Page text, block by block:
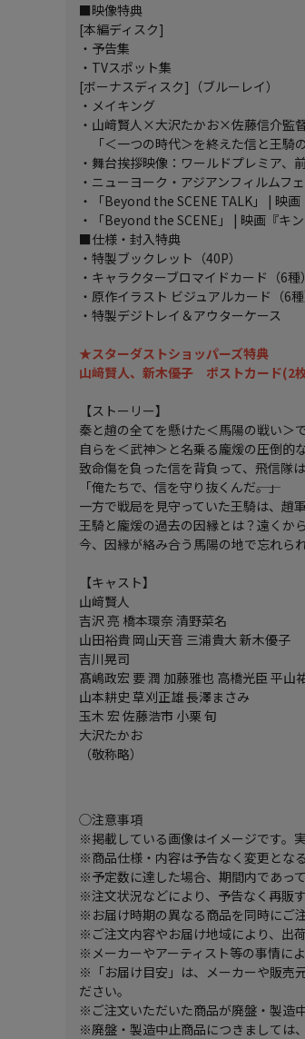
■映像特典
[本編ディスク]
・予告集
・TVスポット集
[ボーナスディスク]（ブルーレイ）
・メイキング
・山﨑賢人×大沢たかお×佐藤信介監
「＜一つの時代＞を終えた信と王騎
・舞台挨拶映像：ワールドプレミア、
・ニューヨーク・アジアンフィルムフ
・「Beyond the SCENE TALK」 | 映画
・「Beyond the SCENE」 | 映画『キ
■仕様・封入特典
・特製ブックレット（40P）
・キャラクターブロマイドカード（6
・原作イラスト ビジュアルカード（6種
・特製デジトレイ＆アウターケース
★スターダストショッパーズ特典
山﨑賢人、新木優子 ポストカード(2
【ストーリー】
秦と趙の全てを懸けた＜馬陽の戦い＞
自らを＜武神＞と名乗る龐煖の圧倒的
致命傷を負った信を背負って、飛信隊
「俺たちで、信を守り抜くんだ――。」
一方で戦局を見守っていた王騎は、趙
王騎と龐煖の過去の因縁とは？遠くか
今、因縁が絡み合う馬陽の地で忘れられ
【キャスト】
山﨑賢人
吉沢 亮 橋本環奈 清野菜名
山田裕貴 岡山天音 三浦貴大 新木優子
吉川晃司
髙嶋政宏 要 潤 加藤雅也 高橋光臣 平山
山本耕史 草刈正雄 長澤まさみ
玉木 宏 佐藤浩市 小栗 旬
大沢たかお
（敬称略）
◯注意事項
※掲載している画像はイメージです。
※商品仕様・内容は予告なく変更とな
※予定数に達した場合、期間内であっ
※注文状況などにより、予告なく再販
※お届け時期の異なる商品を同時にご
※ご注文内容やお届け地域により、出
※メーカーやアーティスト等の事情に
※「お届け目安」は、メーカーや販売
ださい。
※ご注文いただいた商品が廃盤・製造
※廃盤・製造中止商品につきましては